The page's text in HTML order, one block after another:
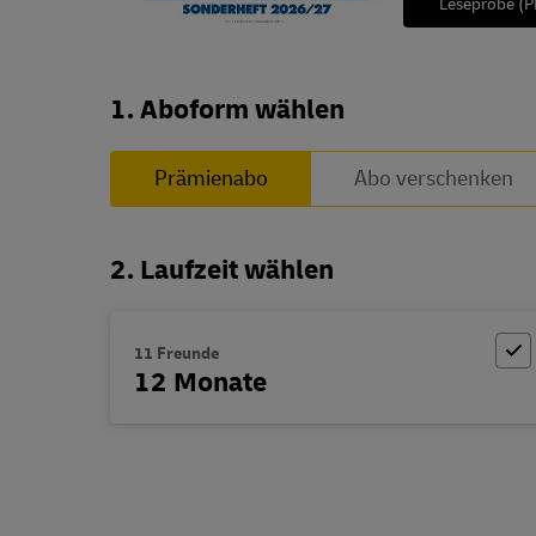
Leseprobe
Abo zusammenstellen
1. Aboform wählen
Prämienabo Abo verschenken
2. Laufzeit wählen
11 Freunde
12 Monate